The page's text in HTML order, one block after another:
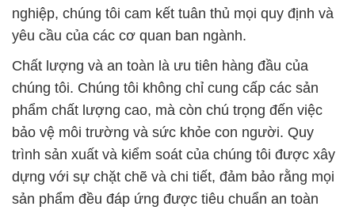
nghiệp, chúng tôi cam kết tuân thủ mọi quy định và
yêu cầu của các cơ quan ban ngành.
Chất lượng và an toàn là ưu tiên hàng đầu của
chúng tôi. Chúng tôi không chỉ cung cấp các sản
phẩm chất lượng cao, mà còn chú trọng đến việc
bảo vệ môi trường và sức khỏe con người. Quy
trình sản xuất và kiểm soát của chúng tôi được xây
dựng với sự chặt chẽ và chi tiết, đảm bảo rằng mọi
sản phẩm đều đáp ứng được tiêu chuẩn an toàn